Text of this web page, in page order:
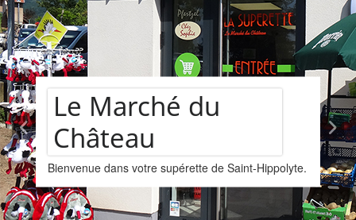
Hippolyte.
Assortiment
vins